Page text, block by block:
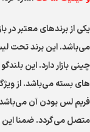
می‌باشد. این برند تحت
چینی بازار دارد. این
فریم لس بودن آن می‌باشد
متصل می‌گردد. ضمنا این